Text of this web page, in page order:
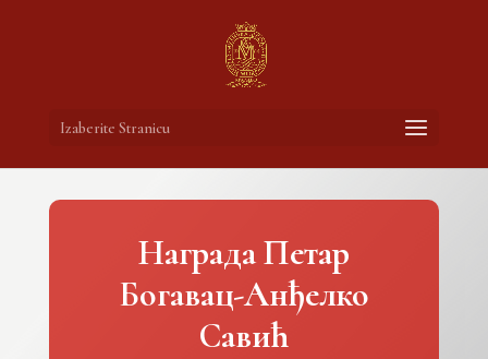
Izaberite Stranicu
Награда Петар
Богавац-Анђелко
Савић